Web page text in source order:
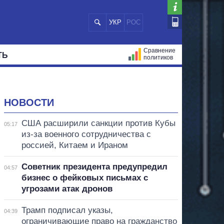
УКР РОС
Сравнение
политиков
НОВОСТИ
05:17
США расширили санкции против Кубы
из-за военного сотрудничества с
россией, Китаем и Ираном
04:57
Советник президента предупредил
бизнес о фейковых письмах с
угрозами атак дронов
04:39
Трамп подписал указы,
ограничивающие право на гражданство